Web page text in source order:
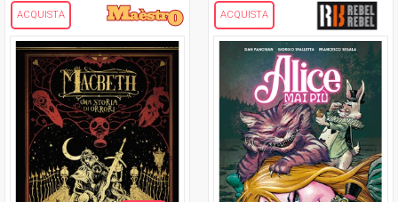
ACQUISTA ACQUISTA